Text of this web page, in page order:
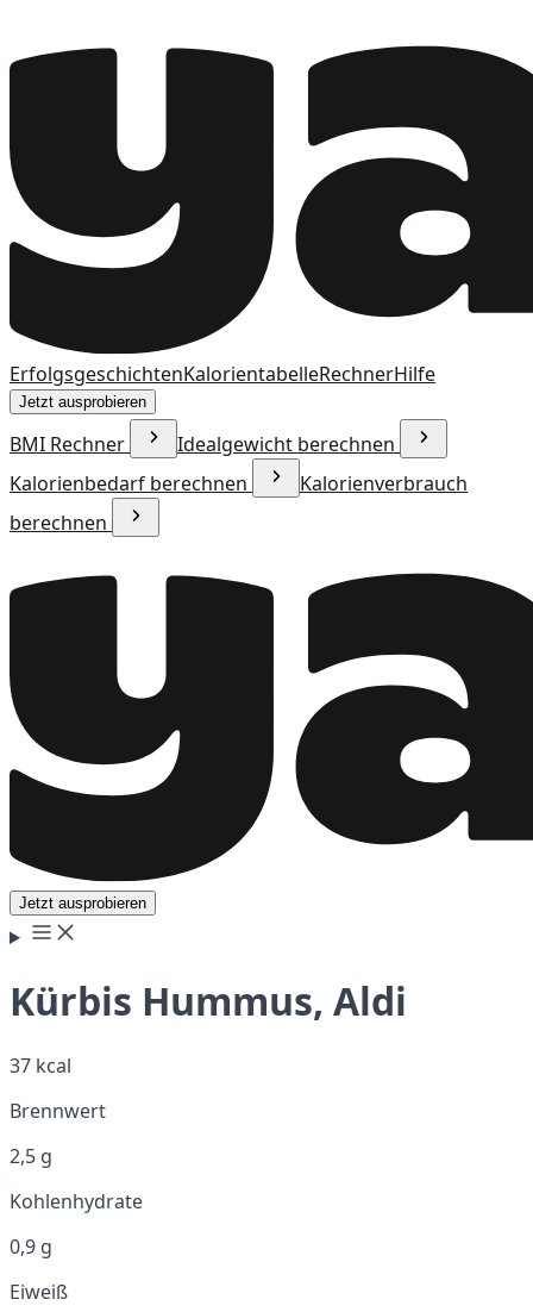
ErfolgsgeschichtenKalorientabelleRechnerHilfe
Jetzt ausprobieren
BMI Rechner
Idealgewicht berechnen
Kalorienbedarf berechnen
Kalorienverbrauch
berechnen
Jetzt ausprobieren
Kürbis Hummus, Aldi
37 kcal
Brennwert
2,5 g
Kohlenhydrate
0,9 g
Eiweiß